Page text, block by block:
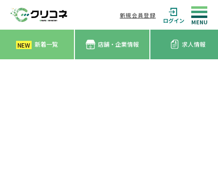
新規会員登録
ログイン
NEW 新着一覧 店舗・企業情報 求人情報